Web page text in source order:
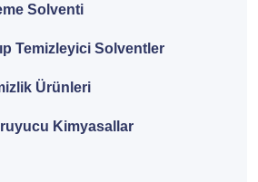
Solventi
Temizleyici Solventler
Ürünleri
Kimyasallar